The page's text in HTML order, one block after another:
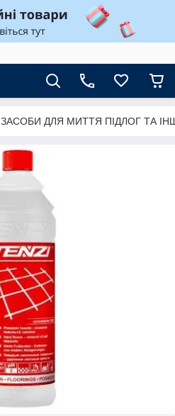
ЗАСОБИ ДЛЯ МИТТЯ ПІДЛОГ ТА